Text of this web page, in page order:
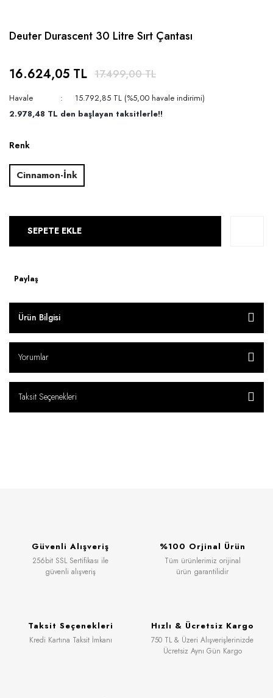
Deuter Durascent 30 Litre Sırt Çantası
16.624,05 TL 17.499,00 TL
Havale
15.792,85 TL (%5,00 havale indirimi)
2.978,48 TL den başlayan taksitlerle!!
Renk
Cinnamon-İnk
SEPETE EKLE
Paylaş
Ürün Bilgisi
Yorumlar
Taksit Seçenekleri
Güvenli Alışveriş
256bit SSL Sertifikası ile
güvenli alışveriş
%100 Orjinal Ürün
Tüm ürünlerimiz orijinal
ürün garantilidir
Taksit Seçenekleri
Kredi Kartına Taksit İmkanı
Hızlı & Ücretsiz Kargo
750 TL & Üzeri Alışverişlerinizde
Ücretsiz Aynı Gün Kargo